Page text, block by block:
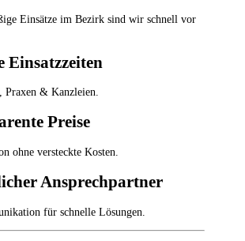
Einsätze im Bezirk sind wir schnell vor
Einsatzzeiten
& Kanzleien.
Preise
ohne versteckte Kosten.
Ansprechpartner
für schnelle Lösungen.